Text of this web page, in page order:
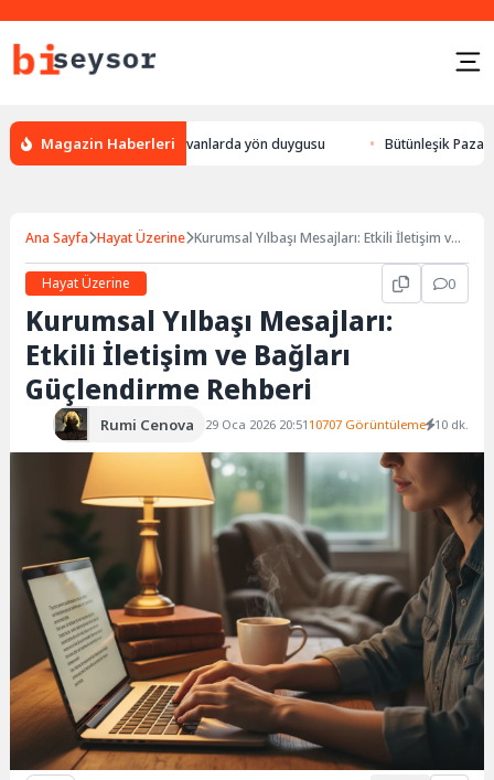
Magazin Haberleri
yön bulması, hayvanlarda yön duygusu Bütünleşik Pazarlama:
Ana Sayfa Hayat Üzerine Kurumsal Yılbaşı Mesajları: Etkili İletişim ve
Hayat Üzerine
0
Kurumsal Yılbaşı Mesajları:
Etkili İletişim ve Bağları
Güçlendirme Rehberi
Rumi Cenova 29 Oca 2026 20:51 10707 Görüntüleme 10 dk.